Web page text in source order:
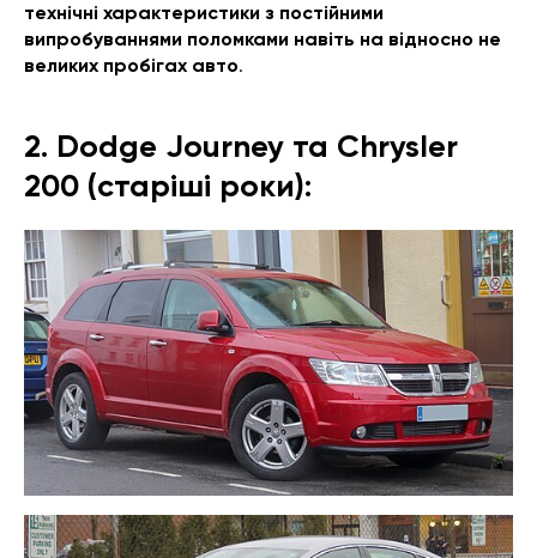
технічні характеристики з постійними
випробуваннями поломками навіть на відносно не
великих пробігах авто.
2. Dodge Journey та Chrysler
200 (старіші роки):